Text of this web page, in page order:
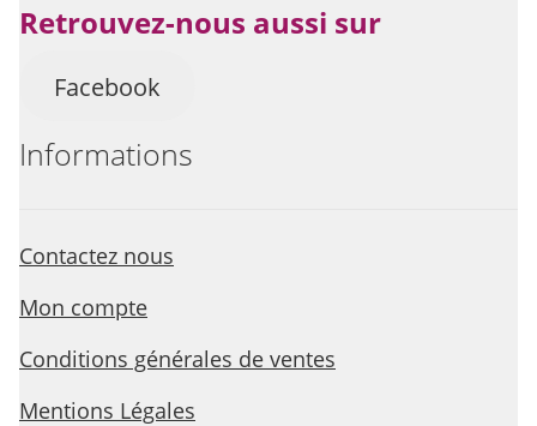
Retrouvez-nous aussi sur
Facebook
Informations
Contactez nous
Mon compte
Conditions générales de ventes
Mentions Légales